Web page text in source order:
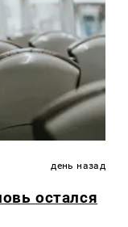
день назад
остался